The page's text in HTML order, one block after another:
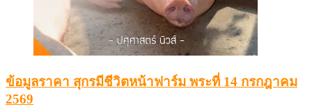
ข้อมูลราคา สุกรมีชีวิตหน้าฟาร์ม พระที่ 14 กรกฎาคม
2569